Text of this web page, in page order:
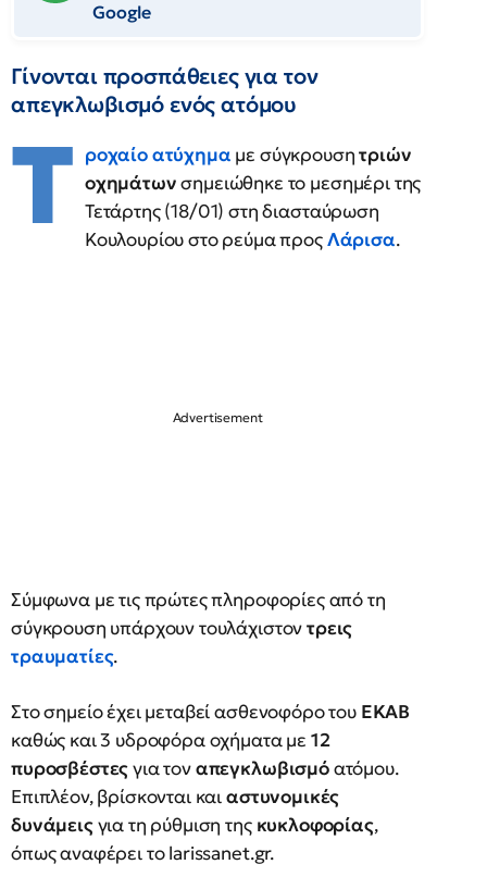
Google
Γίνονται προσπάθειες για τον
απεγκλωβισμό ενός ατόμου
Τ ροχαίο ατύχημα με σύγκρουσητριών
οχημάτωνσημειώθηκε το μεσημέρι της
Τετάρτης (18/01) στη διασταύρωση
Κουλουρίου στο ρεύμα προςΛάρισα.
Σύμφωνα με τις πρώτες πληροφορίες από τη
σύγκρουση υπάρχουν τουλάχιστοντρεις
τραυματίες.
Στο σημείο έχει μεταβεί ασθενοφόρο του ΕΚΑΒ
καθώς και 3 υδροφόρα οχήματα με 12
πυροσβέστεςγια τοναπεγκλωβισμόατόμου.
Επιπλέον, βρίσκονται καιαστυνομικές
δυνάμειςγια τη ρύθμιση της κυκλοφορίας,
όπως αναφέρει το larissanet.gr.